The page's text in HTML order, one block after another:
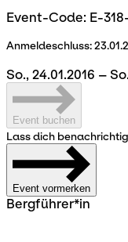
Event-Code: E-
Anmeldeschluss:
So., 24.01.2016 –
Event buchen
Lass dich
Event vormerken
Bergführer*in